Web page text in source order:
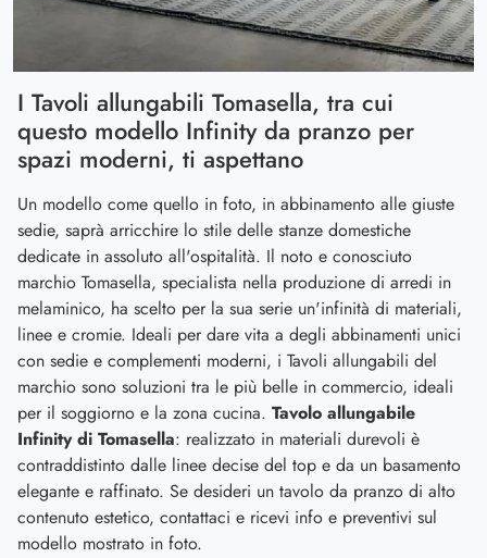
I Tavoli allungabili Tomasella, tra cui
questo modello Infinity da pranzo per
spazi moderni, ti aspettano
Un modello come quello in foto, in abbinamento alle giuste
sedie, saprà arricchire lo stile delle stanze domestiche
dedicate in assoluto all'ospitalità. Il noto e conosciuto
marchio Tomasella, specialista nella produzione di arredi in
melaminico, ha scelto per la sua serie un'infinità di materiali,
linee e cromie. Ideali per dare vita a degli abbinamenti unici
con sedie e complementi moderni, i Tavoli allungabili del
marchio sono soluzioni tra le più belle in commercio, ideali
per il soggiorno e la zona cucina. Tavolo allungabile
Infinity di Tomasella: realizzato in materiali durevoli è
contraddistinto dalle linee decise del top e da un basamento
elegante e raffinato. Se desideri un tavolo da pranzo di alto
contenuto estetico, contattaci e ricevi info e preventivi sul
modello mostrato in foto.